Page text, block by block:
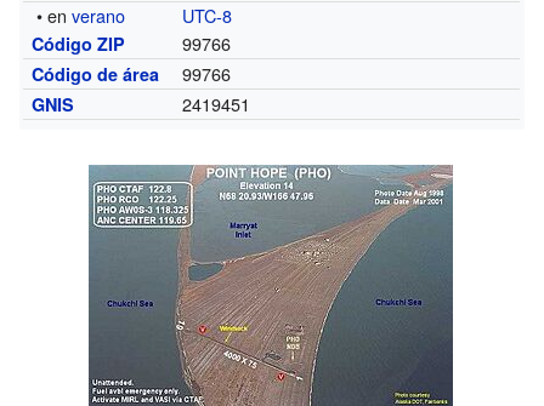
• enverano UTC-8
Código ZIP 99766
Código de área 99766
GNIS 2419451